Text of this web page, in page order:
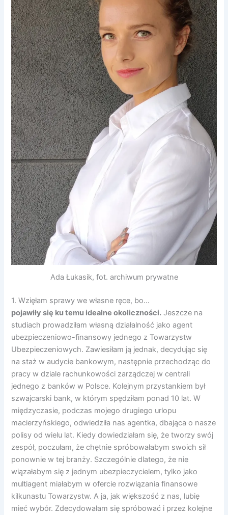
Ada Łukasik, fot. archiwum prywatne
1. Wzięłam sprawy we własne ręce, bo…
pojawiły się ku temu idealne okoliczności. Jeszcze na
studiach prowadziłam własną działalność jako agent
ubezpieczeniowo-finansowy jednego z Towarzystw
Ubezpieczeniowych. Zawiesiłam ją jednak, decydując się
na staż w audycie bankowym, następnie przechodząc do
pracy w dziale rachunkowości zarządczej w centrali
jednego z banków w Polsce. Kolejnym przystankiem był
szwajcarski bank, w którym spędziłam ponad 10 lat. W
międzyczasie, podczas mojego drugiego urlopu
macierzyńskiego, odwiedziła nas agentka, dbająca o nasze
polisy od wielu lat. Kiedy dowiedziałam się, że tworzy swój
zespół, poczułam, że chętnie spróbowałabym swoich sił
ponownie w tej branży. Szczególnie dlatego, że nie
wiązałabym się z jednym ubezpieczycielem, tylko jako
multiagent miałabym w ofercie rozwiązania finansowe
kilkunastu Towarzystw. A ja, jak większość z nas, lubię
mieć wybór. Zdecydowałam się spróbować i przez kolejne